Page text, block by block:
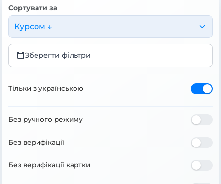
Сортувати за
Курсом ↓
Зберегти фільтри
Тільки з українською
Без ручного режиму
Без верифікації
Без верифікації картки